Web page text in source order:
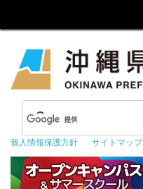
個人情報保護方針 サイトマップ